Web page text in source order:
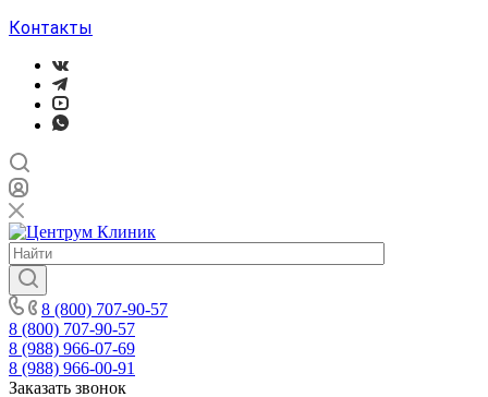
Контакты
8 (800) 707-90-57
8 (800) 707-90-57
8 (988) 966-07-69
8 (988) 966-00-91
Заказать звонок